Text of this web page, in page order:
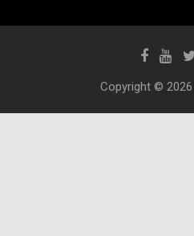
Copyright © 2026